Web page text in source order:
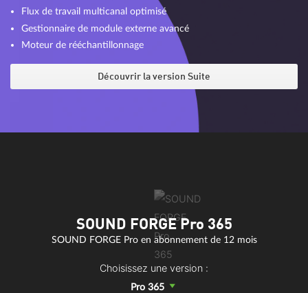
Flux de travail multicanal optimisé
Gestionnaire de module externe avancé
Moteur de rééchantillonnage
Découvrir la version Suite
SOUND FORGE Pro 365
SOUND FORGE Pro en abonnement de 12 mois
Choisissez une version :
Pro 365